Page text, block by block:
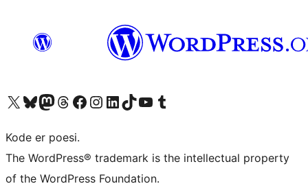
Besøg vores X (tidligere Twitter) konto
Besøg vores Bluesky-konto
Besøg vores Mastodon konto
Besøg vores Threads-konto
Besøg vores Facebook sideBesøg vores Instagram konto
Besøg vores LinkedIn konto
Besøg vores TikTok-konto
Besøg vores YouTube-kanalBesøg vores Tumblr-konto
Kode er poesi.
The WordPress® trademark is the intellectual property
of the WordPress Foundation.